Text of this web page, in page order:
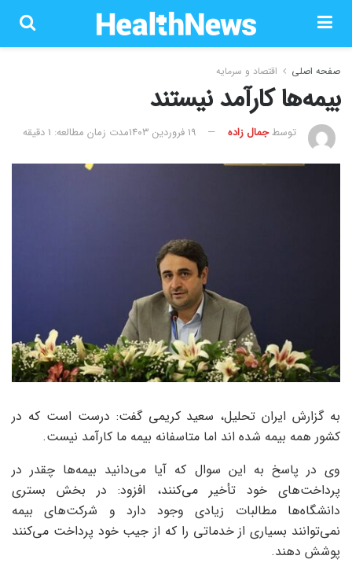
صفحه اصلی اقتصاد و سرمایه
بیمه‌ها کارآمد نیستند
توسطجمال زاده ۱۹ فروردین ۱۴۰۳ مدت زمان مطالعه: 1 دقیقه
به گزارش ایران تحلیل، سعید کریمی گفت: درست است که در
کشور همه بیمه شده اند اما متاسفانه بیمه ما کارآمد نیست.
وی در پاسخ به این سوال که آیا می‌دانید بیمه‌ها چقدر در
پرداخت‌های خود تأخیر می‌کنند، افزود: در بخش بستری
دانشگاه‌ها مطالبات زیادی وجود دارد و شرکت‌های بیمه
نمی‌توانند بسیاری از خدماتی را که از جیب خود پرداخت می‌کنند
پوشش دهند.